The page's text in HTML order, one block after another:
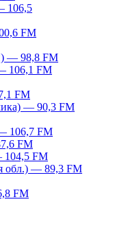
106,5
FM
— 98,8 FM
106,1 FM
FM
— 90,3 FM
106,7 FM
FM
104,5 FM
обл.) — 89,3 FM
FM